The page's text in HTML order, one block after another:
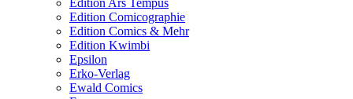
Edition Ars Tempus
Edition Comicographie
Edition Comics & Mehr
Edition Kwimbi
Epsilon
Erko-Verlag
Ewald Comics